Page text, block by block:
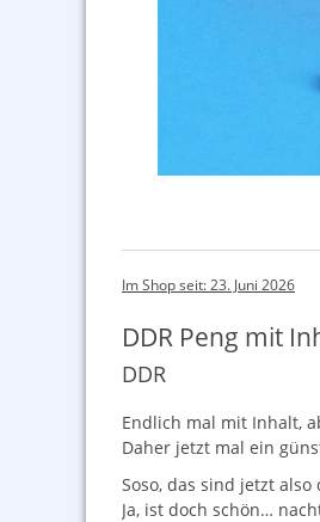
Im Shop seit: 23. Juni 2026
DDR Peng mit
DDR
Endlich mal mit Inhalt,
Daher jetzt mal ein
Soso, das sind jetzt
Ja, ist doch schön…